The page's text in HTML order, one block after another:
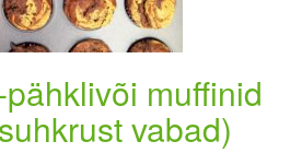
muffinid
vabad)